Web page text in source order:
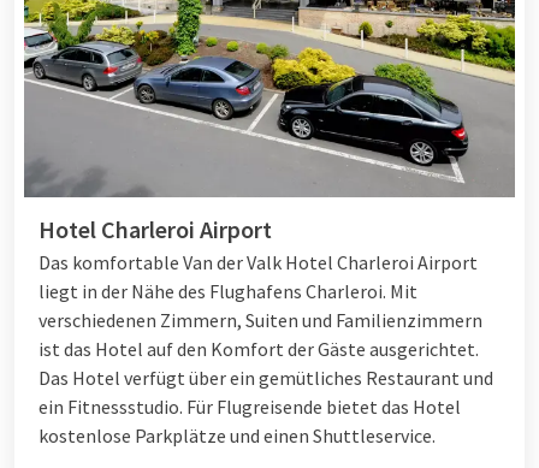
Hotel Charleroi Airport
Das komfortable Van der Valk Hotel Charleroi Airport
liegt in der Nähe des Flughafens Charleroi. Mit
verschiedenen Zimmern, Suiten und Familienzimmern
ist das Hotel auf den Komfort der Gäste ausgerichtet.
Das Hotel verfügt über ein gemütliches Restaurant und
ein Fitnessstudio. Für Flugreisende bietet das Hotel
kostenlose Parkplätze und einen Shuttleservice.